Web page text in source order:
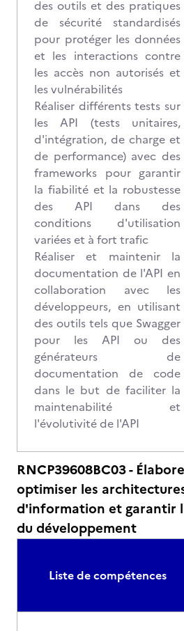
des outils et des pratiques
de sécurité standardisés
pour protéger les données
et les interactions contre
les accès non autorisés et
les vulnérabilités
Réaliser différents tests sur
les API (tests unitaires,
d'intégration, de charge et
de performance) avec des
frameworks pour garantir
la fiabilité et la robustesse
des API dans des
conditions d'utilisation
variées et à fort trafic
Réaliser et maintenir la
documentation de l'API en
collaboration avec les
développeurs, en utilisant
des outils tels que Swagger
pour les API ou des
générateurs de
documentation de code
dans le but de faciliter la
maintenabilité et
l'évolutivité de l'API
RNCP39608BC03 -
optimiser les
d'information et garantir
du développement
Liste de compétences